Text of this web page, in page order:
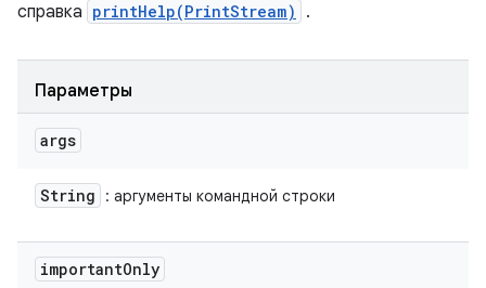
справка printHelp(PrintStream) .
Параметры
args
String : аргументы командной строки
importantOnly